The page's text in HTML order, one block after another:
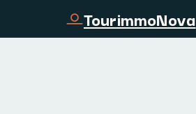
TourimmoNova